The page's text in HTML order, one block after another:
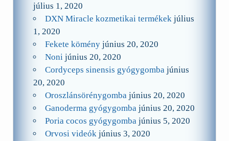
július 1, 2020
DXN Miracle kozmetikai termékek július
1, 2020
Fekete kömény június 20, 2020
Noni június 20, 2020
Cordyceps sinensis gyógygomba június
20, 2020
Oroszlánsörénygomba június 20, 2020
Ganoderma gyógygomba június 20, 2020
Poria cocos gyógygomba június 5, 2020
Orvosi videók június 3, 2020